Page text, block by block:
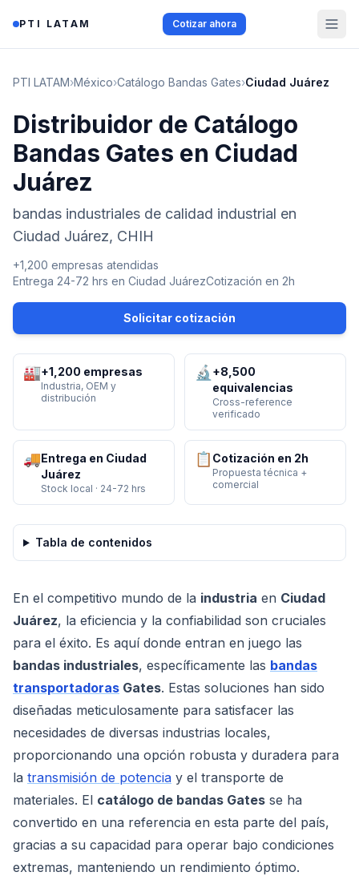
PTI LATAM Cotizar ahora
PTI LATAM›México›Catálogo Bandas Gates›Ciudad Juárez
Distribuidor de Catálogo
Bandas Gates en Ciudad
Juárez
bandas industriales de calidad industrial en
Ciudad Juárez, CHIH
+1,200 empresas atendidas
Entrega 24-72 hrs en Ciudad JuárezCotización en 2h
Solicitar cotización
🏭+1,200 empresas
Industria, OEM y
distribución
🔬 +8,500
equivalencias
Cross-reference
verificado
🚚Entrega en Ciudad
Juárez
Stock local · 24-72 hrs
📋 Cotización en 2h
Propuesta técnica +
comercial
Tabla de contenidos
En el competitivo mundo de la industria en Ciudad
Juárez, la eficiencia y la confiabilidad son cruciales
para el éxito. Es aquí donde entran en juego las
bandas industriales, específicamente las bandas
transportadoras Gates. Estas soluciones han sido
diseñadas meticulosamente para satisfacer las
necesidades de diversas industrias locales,
proporcionando una opción robusta y duradera para
la transmisión de potencia y el transporte de
materiales. El catálogo de bandas Gates se ha
convertido en una referencia en esta parte del país,
gracias a su capacidad para operar bajo condiciones
extremas, manteniendo un rendimiento óptimo.